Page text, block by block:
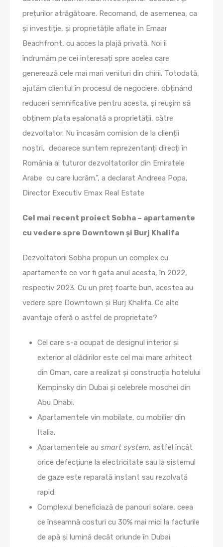
prețurilor atrăgătoare. Recomand, de asemenea, ca
și investiție, și proprietățile aflate în Emaar
Beachfront, cu acces la plajă privată. Noi îi
îndrumăm pe cei interesați spre acelea care
generează cele mai mari venituri din chirii. Totodată,
ajutăm clientul în procesul de negociere, obținând
reduceri semnificative pentru acesta, și reușim să
obținem plata eșalonată a proprietății, către
dezvoltator. Nu încasăm comision de la clienții
noștri, deoarece suntem reprezentanți direcți în
România ai tuturor dezvoltatorilor din Emiratele
Arabe cu care lucrăm.”, a declarat Andreea Popa,
Director Executiv Emax Real Estate
Cel mai recent proiect Sobha – apartamente
cu vedere spre Downtown și Burj Khalifa
Dezvoltatorii Sobha propun un complex cu
apartamente ce vor fi gata anul acesta, în 2022,
respectiv 2023. Cu un preț foarte bun, acestea au
vedere spre Downtown și Burj Khalifa. Ce alte
avantaje oferă o astfel de proprietate?
Cel care s-a ocupat de designul interior și
exterior al clădirilor este cel mai mare arhitect
din Oman, care a realizat și construcția hotelului
Kempinsky din Dubai și celebrele moschei din
Abu Dhabi.
Apartamentele vin mobilate, cu mobilier din
Italia.
Apartamentele au smart system, astfel încât
orice defecțiune la electricitate sau la sistemul
de gaze este reparată instant sau rezolvată
rapid.
Complexul beneficiază de panouri solare, ceea
ce înseamnă costuri cu 30% mai mici la facturile
de apă și lumină decât oriunde în Dubai.